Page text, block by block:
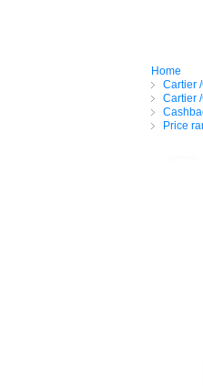
Home
Cartier
Cartier
Price